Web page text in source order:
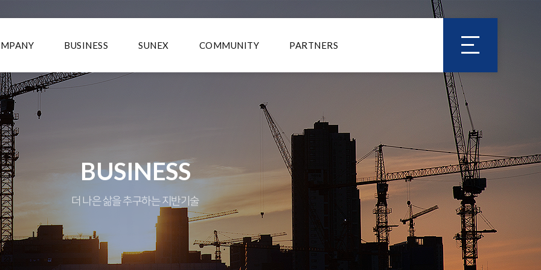
BUSINESS SUNEX COMMUNITY PARTNERS
BUSINESS
더 나은 삶을 추구하는 지반기술